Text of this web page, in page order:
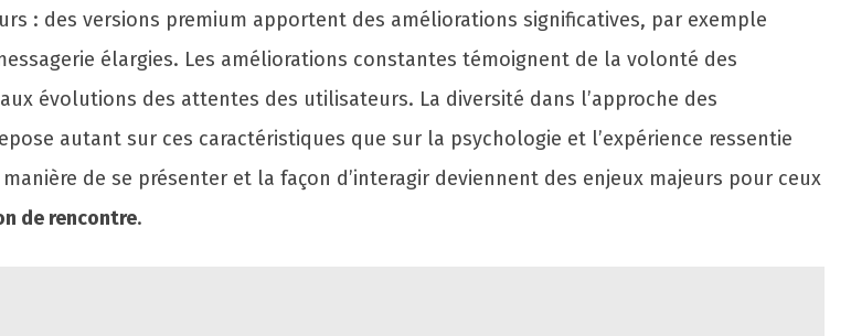
: des versions premium apportent des améliorations significatives, par exemple
élargies. Les améliorations constantes témoignent de la volonté des
évolutions des attentes des utilisateurs. La diversité dans l’approche des
autant sur ces caractéristiques que sur la psychologie et l’expérience ressentie
de se présenter et la façon d’interagir deviennent des enjeux majeurs pour ceux
de rencontre.